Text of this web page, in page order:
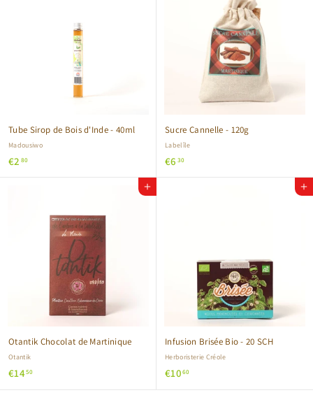
Tube Sirop de Bois d'Inde - 40ml
Madousiwo
€2 80€
2
Sucre Cannelle - 120g
Labelîle
€6 30€
6
Ajouter au panier
Otantik Chocolat de Martinique
Otantik
€1450€
1
Ajouter au panier
Infusion Brisée Bio - 20 SCH
Herboristerie Créole
€1060€
1